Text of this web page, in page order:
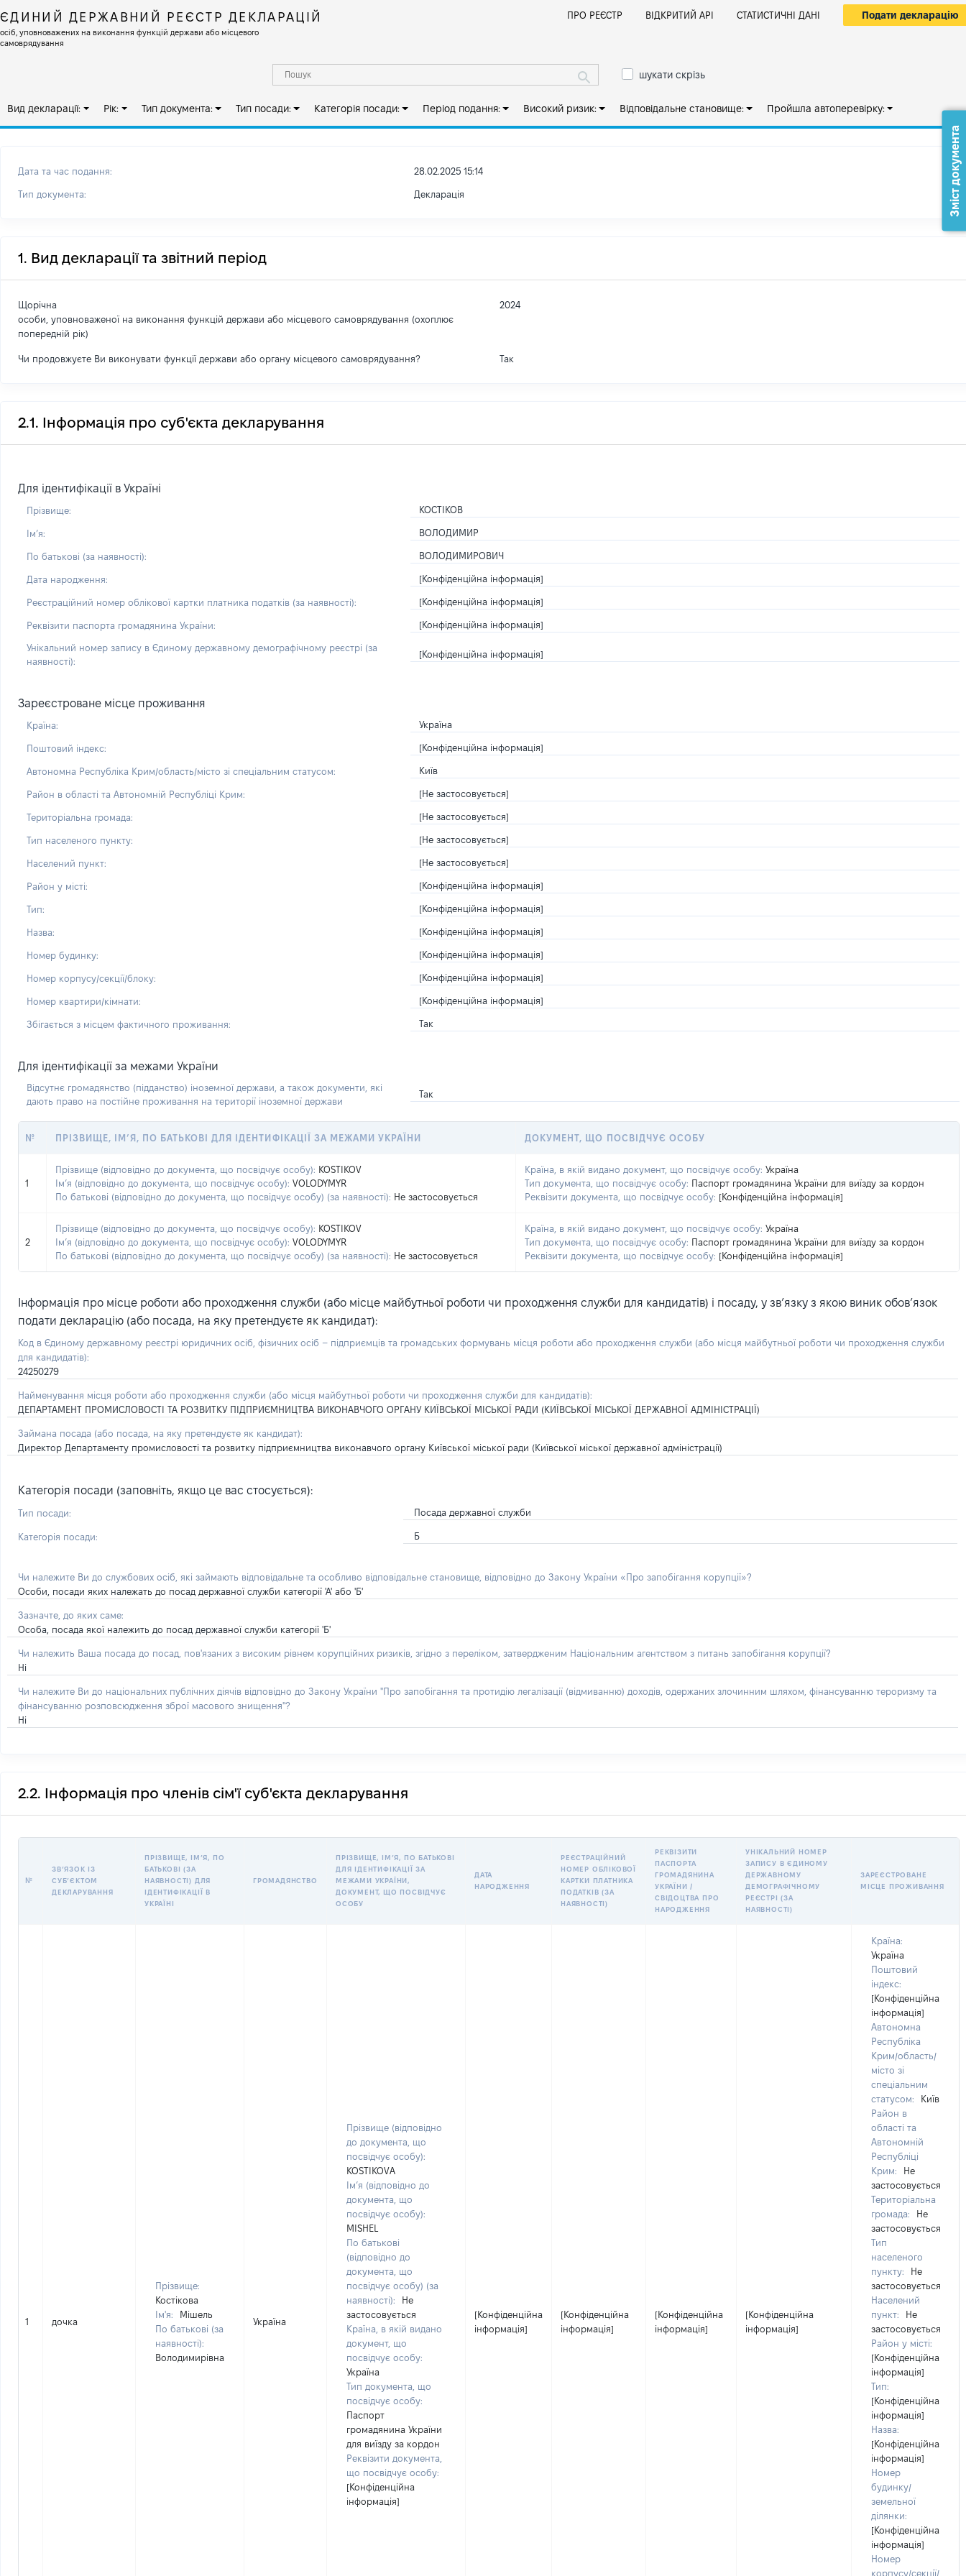
ЄДИНИЙ ДЕРЖАВНИЙ РЕЄСТР ДЕКЛАРАЦІЙ
осіб, уповноважених на виконання функцій держави або місцевого
самоврядування
ПРО РЕЄСТР ВІДКРИТИЙ АРІ СТАТИСТИЧНІ ДАНІ Подати декларацію
шукати скрізь
Вид декларації: Рік: Тип документа: Тип посади: Категорія посади: Період подання: Високий ризик: Відповідальне становище: Пройшла автоперевірку:
Дата та час подання: 28.02.2025 15:14
Тип документа: Декларація
1. Вид декларації та звітний період
Щорічна
особи, уповноваженої на виконання функцій держави або місцевого самоврядування (охоплює
попередній рік)
2024
Чи продовжуєте Ви виконувати функції держави або органу місцевого самоврядування? Так
2.1. Інформація про суб'єкта декларування
Для ідентифікації в Україні
Прізвище: КОСТІКОВ
Імʼя: ВОЛОДИМИР
По батькові (за наявності): ВОЛОДИМИРОВИЧ
Дата народження: [Конфіденційна інформація]
Реєстраційний номер облікової картки платника податків (за наявності): [Конфіденційна інформація]
Реквізити паспорта громадянина України: [Конфіденційна інформація]
Унікальний номер запису в Єдиному державному демографічному реєстрі (за
наявності):
[Конфіденційна інформація]
Зареєстроване місце проживання
Країна: Україна
Поштовий індекс: [Конфіденційна інформація]
Автономна Республіка Крим/область/місто зі спеціальним статусом: Київ
Район в області та Автономній Республіці Крим: [Не застосовується]
Територіальна громада: [Не застосовується]
Тип населеного пункту: [Не застосовується]
Населений пункт: [Не застосовується]
Район у місті: [Конфіденційна інформація]
Тип: [Конфіденційна інформація]
Назва: [Конфіденційна інформація]
Номер будинку: [Конфіденційна інформація]
Номер корпусу/секції/блоку: [Конфіденційна інформація]
Номер квартири/кімнати: [Конфіденційна інформація]
Збігається з місцем фактичного проживання: Так
Для ідентифікації за межами України
Відсутнє громадянство (підданство) іноземної держави, а також документи, які
дають право на постійне проживання на території іноземної держави
Так
№ ПРІЗВИЩЕ, ІМ’Я, ПО БАТЬКОВІ ДЛЯ ІДЕНТИФІКАЦІЇ ЗА МЕЖАМИ УКРАЇНИ ДОКУМЕНТ, ЩО ПОСВІДЧУЄ ОСОБУ
1
Прізвище (відповідно до документа, що посвідчує особу): KOSTIKOV
Ім’я (відповідно до документа, що посвідчує особу): VOLODYMYR
По батькові (відповідно до документа, що посвідчує особу) (за наявності): Не застосовується
Країна, в якій видано документ, що посвідчує особу: Україна
Тип документа, що посвідчує особу: Паспорт громадянина України для виїзду за кордон
Реквізити документа, що посвідчує особу: [Конфіденційна інформація]
2
Прізвище (відповідно до документа, що посвідчує особу): KOSTIKOV
Ім’я (відповідно до документа, що посвідчує особу): VOLODYMYR
По батькові (відповідно до документа, що посвідчує особу) (за наявності): Не застосовується
Країна, в якій видано документ, що посвідчує особу: Україна
Тип документа, що посвідчує особу: Паспорт громадянина України для виїзду за кордон
Реквізити документа, що посвідчує особу: [Конфіденційна інформація]
Інформація про місце роботи або проходження служби (або місце майбутньої роботи чи проходження служби для кандидатів) і посаду, у зв’язку з якою виник обов’язок
подати декларацію (або посада, на яку претендуєте як кандидат):
Код в Єдиному державному реєстрі юридичних осіб, фізичних осіб – підприємців та громадських формувань місця роботи або проходження служби (або місця майбутньої роботи чи проходження служби
для кандидатів):
24250279
Найменування місця роботи або проходження служби (або місця майбутньої роботи чи проходження служби для кандидатів):
ДЕПАРТАМЕНТ ПРОМИСЛОВОСТІ ТА РОЗВИТКУ ПІДПРИЄМНИЦТВА ВИКОНАВЧОГО ОРГАНУ КИЇВСЬКОЇ МІСЬКОЇ РАДИ (КИЇВСЬКОЇ МІСЬКОЇ ДЕРЖАВНОЇ АДМІНІСТРАЦІЇ)
Займана посада (або посада, на яку претендуєте як кандидат):
Директор Департаменту промисловості та розвитку підприємництва виконавчого органу Київської міської ради (Київської міської державної адміністрації)
Категорія посади (заповніть, якщо це вас стосується):
Тип посади: Посада державної служби
Категорія посади: Б
Чи належите Ви до службових осіб, які займають відповідальне та особливо відповідальне становище, відповідно до Закону України «Про запобігання корупції»?
Особи, посади яких належать до посад державної служби категорії 'А' або 'Б'
Зазначте, до яких саме:
Особа, посада якої належить до посад державної служби категорії 'Б'
Чи належить Ваша посада до посад, пов'язаних з високим рівнем корупційних ризиків, згідно з переліком, затвердженим Національним агентством з питань запобігання корупції?
Ні
Чи належите Ви до національних публічних діячів відповідно до Закону України "Про запобігання та протидію легалізації (відмиванню) доходів, одержаних злочинним шляхом, фінансуванню тероризму та
фінансуванню розповсюдження зброї масового знищення"?
Ні
2.2. Інформація про членів сім'ї суб'єкта декларування
№
ЗВʼЯЗОК ІЗ
СУБʼЄКТОМ
ДЕКЛАРУВАННЯ
ПРІЗВИЩЕ, ІМʼЯ, ПО
БАТЬКОВІ (ЗА
НАЯВНОСТІ) ДЛЯ
ІДЕНТИФІКАЦІЇ В
УКРАЇНІ
ГРОМАДЯНСТВО
ПРІЗВИЩЕ, ІМʼЯ, ПО БАТЬКОВІ
ДЛЯ ІДЕНТИФІКАЦІЇ ЗА
МЕЖАМИ УКРАЇНИ,
ДОКУМЕНТ, ЩО ПОСВІДЧУЄ
ОСОБУ
ДАТА
НАРОДЖЕННЯ
РЕЄСТРАЦІЙНИЙ
НОМЕР ОБЛІКОВОЇ
КАРТКИ ПЛАТНИКА
ПОДАТКІВ (ЗА
НАЯВНОСТІ)
РЕКВІЗИТИ
ПАСПОРТА
ГРОМАДЯНИНА
УКРАЇНИ /
СВІДОЦТВА ПРО
НАРОДЖЕННЯ
УНІКАЛЬНИЙ НОМЕР
ЗАПИСУ В ЄДИНОМУ
ДЕРЖАВНОМУ
ДЕМОГРАФІЧНОМУ
РЕЄСТРІ (ЗА
НАЯВНОСТІ)
ЗАРЕЄСТРОВАНЕ
МІСЦЕ ПРОЖИВАННЯ
1 дочка
Прізвище:
Костікова
Ім'я:
Мішель
По батькові (за
наявності):
Володимирівна
Україна
Прізвище (відповідно
до документа, що
посвідчує особу):
KOSTIKOVA
Ім’я (відповідно до
документа, що
посвідчує особу):
MISHEL
По батькові
(відповідно до
документа, що
посвідчує особу) (за
наявності):
Не
застосовується
Країна, в якій видано
документ, що
посвідчує особу:
Україна
Тип документа, що
посвідчує особу:
Паспорт
громадянина України
для виїзду за кордон
Реквізити документа,
що посвідчує особу:
[Конфіденційна
інформація]
[Конфіденційна
інформація]
[Конфіденційна
інформація]
[Конфіденційна
інформація]
[Конфіденційна
інформація]
Країна:
Україна
Поштовий
індекс:
[Конфіденційна
інформація]
Автономна
Республіка
Крим/область/
місто зі
спеціальним
статусом:
Київ
Район в
області та
Автономній
Республіці
Крим:
Не
застосовується
Територіальна
громада:
Не
застосовується
Тип
населеного
пункту:
Не
застосовується
Населений
пункт:
Не
застосовується
Район у місті:
[Конфіденційна
інформація]
Тип:
[Конфіденційна
інформація]
Назва:
[Конфіденційна
інформація]
Номер
будинку/
земельної
ділянки:
[Конфіденційна
інформація]
Номер
корпусу/секції/
Зміст документа